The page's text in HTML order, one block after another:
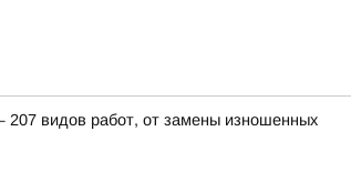
207 видов работ, от замены изношенных